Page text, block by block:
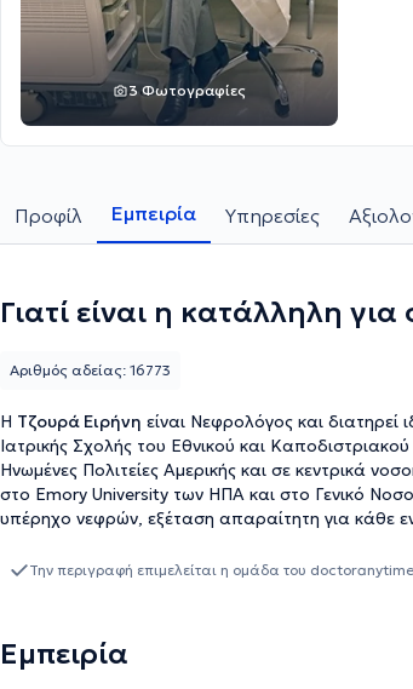
3 Φωτογραφίες
Προφίλ Εμπειρία Υπηρεσίες
Γιατί είναι η κατάλληλη για
Η Τζουρά Ειρήνη είναι Νεφρολόγος και
Ιατρικής Σχολής του Εθνικού και
Ηνωμένες Πολιτείες Αμερικής και σε κεντρικά
στο Emory University των ΗΠΑ και στο Γενικό
υπέρηχο νεφρών, εξέταση απαραίτητη για κάθε
Παθολογίας στο Κέντρο Καρδιολογικής
Μεταμόσχευσης του Νοσοκομείου "Mount Sinai"
Αριθμός αδείας: 16773
Την περιγραφή επιμελείται η ομάδα του
Εμπειρία